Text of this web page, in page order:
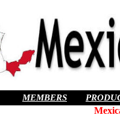
MEMBERS